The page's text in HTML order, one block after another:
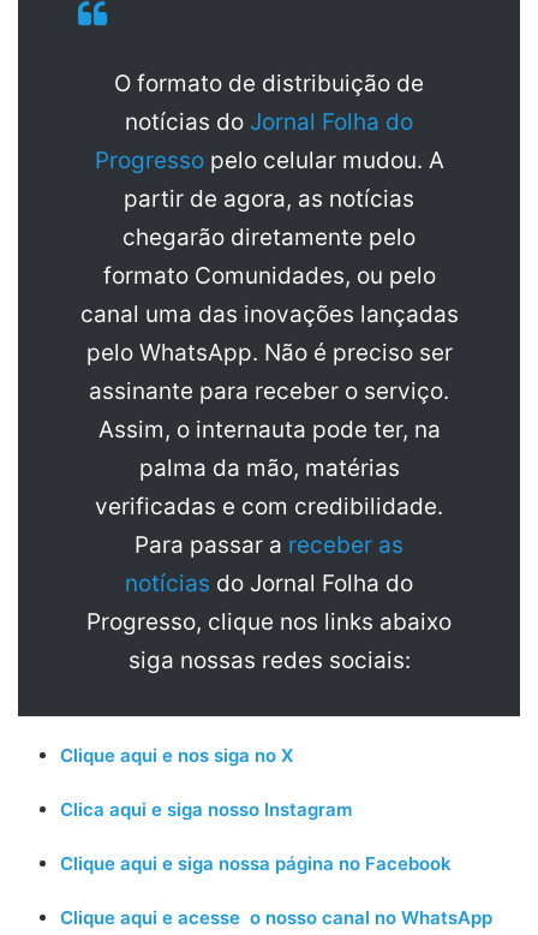
O formato de distribuição de
notícias do Jornal Folha do
Progresso pelo celular mudou. A
partir de agora, as notícias
chegarão diretamente pelo
formato Comunidades, ou pelo
canal uma das inovações lançadas
pelo WhatsApp. Não é preciso ser
assinante para receber o serviço.
Assim, o internauta pode ter, na
palma da mão, matérias
verificadas e com credibilidade.
Para passar a receber as
notícias do Jornal Folha do
Progresso, clique nos links abaixo
siga nossas redes sociais:
Clique aqui e nos siga no X
Clica aqui e siga nosso Instagram
Clique aqui e siga nossa página no Facebook
Clique aqui e acesse o nosso canal no WhatsApp